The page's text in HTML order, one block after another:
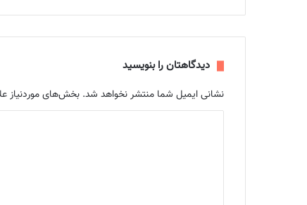
دیدگاهتان را بنویسید
نشانی ایمیل شما منتشر نخواهد شد. بخش‌های موردنیاز